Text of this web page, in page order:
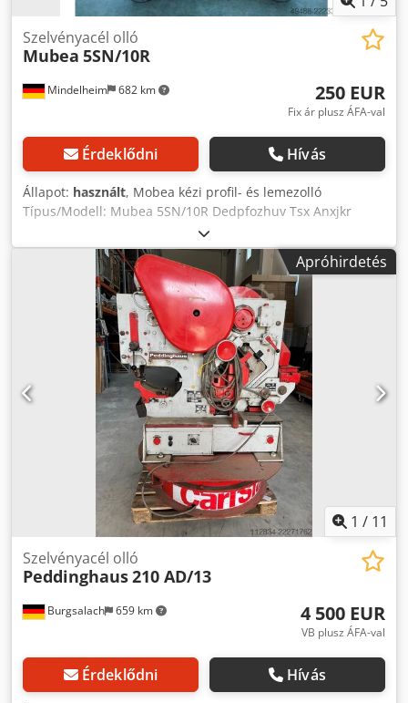
Mindelheim 682 km
Szelvényacél olló
Mubea 5SN/10R
250 EUR
Fix ár plusz ÁFA-val
Érdeklődni Hívás
Állapot: használt, Mobea kézi profil- és lemezolló
Típus/Modell: Mubea 5SN/10R Dedpfozhuv Tsx Anxjkr
Állapot: Használt Műszaki adatok Max. lemezvastagság: 10
mm Lapos anyag: 80 x 13 mm Köranyag: max. 22 mm
átmérőig Négyzet anyag: 22 x 22 mm Súly: kb. 106 kg
(karossal együtt) Gép méretei: kb. 1400 x 350 x 900 mm
(állvánnyal együtt)
Apróhirdetés
1 / 11
Burgsalach 659 km
Szelvényacél olló
Peddinghaus210 AD/13
4 500 EUR
VB plusz ÁFA-val
Érdeklődni Hívás